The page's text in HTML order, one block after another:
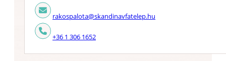
rakospalota@skandinavfatelep.hu
+36 1 306 1652